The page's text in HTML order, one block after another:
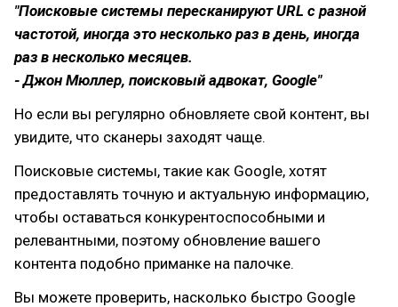
"Поисковые системы пересканируют URL с разной
частотой, иногда это несколько раз в день, иногда
раз в несколько месяцев.
- Джон Мюллер, поисковый адвокат, Google"
Но если вы регулярно обновляете свой контент, вы
увидите, что сканеры заходят чаще.
Поисковые системы, такие как Google, хотят
предоставлять точную и актуальную информацию,
чтобы оставаться конкурентоспособными и
релевантными, поэтому обновление вашего
контента подобно приманке на палочке.
Вы можете проверить, насколько быстро Google